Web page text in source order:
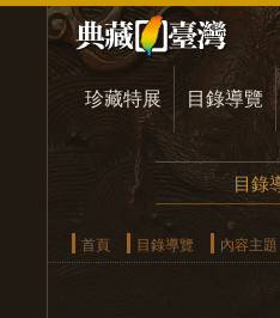
珍藏特展 目錄導覽
目錄
首頁 目錄導覽 內容主題